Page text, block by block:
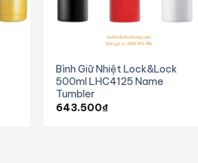
Bình Giữ Nhiệt Lock&Lock
500ml LHC4125 Name
Tumbler
643.500₫